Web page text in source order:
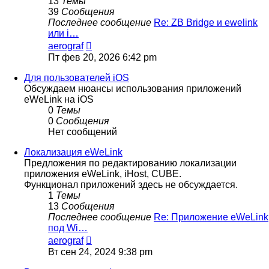
39 Сообщения
Последнее сообщение Re: ZB Bridge и ewelink
или i…
aerograf
к
последнему
сообщению
Пт фев 20, 2026 6:42 pm
Для пользователей iOS
Обсуждаем нюансы использования приложений
eWeLink на iOS
0 Темы
0 Сообщения
Нет сообщений
Локализация eWeLink
Предложения по редактированию локализации
приложения eWeLink, iHost, CUBE.
Функционал приложений здесь не обсуждается.
1 Темы
13 Сообщения
Последнее сообщение Re: Приложение eWeLink
под Wi…
aerograf
к
последнему
Вт сен 24, 2024 9:38 pm